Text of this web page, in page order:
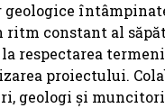
ritm constant al
respectarea
proiectului.
geologi și